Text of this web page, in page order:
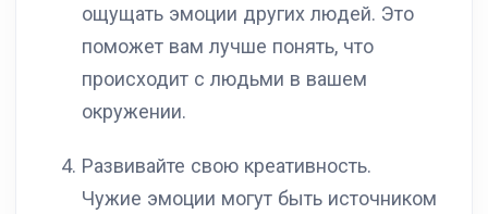
ощущать эмоции других людей. Это
поможет вам лучше понять, что
происходит с людьми в вашем
окружении.
Развивайте свою креативность.
Чужие эмоции могут быть источником